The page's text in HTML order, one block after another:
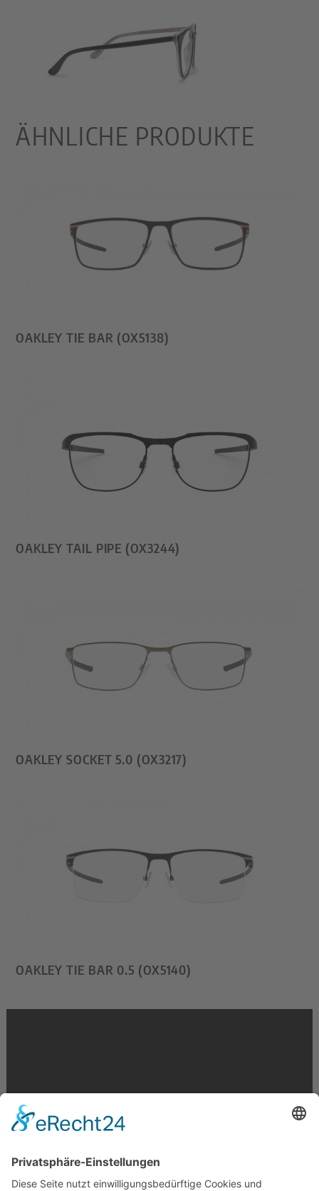
ÄHNLICHE PRODUKTE
OAKLEY TIE BAR (OX5138)
OAKLEY TAIL PIPE (OX3244)
OAKLEY SOCKET 5.0 (OX3217)
OAKLEY TIE BAR 0.5 (OX5140)